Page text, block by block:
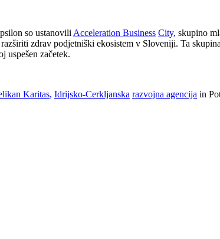
so ustanovili Acceleration Business City, skupino
zdrav podjetniški ekosistem v Sloveniji. Ta skupina
uspešen začetek.
Karitas, Idrijsko-Cerkljanska razvojna agencija in